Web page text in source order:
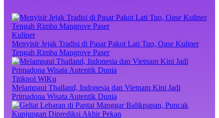
Kuliner
Menyisir Jejak Tradisi di Pasar Pakot Lati Tuo, Oase Kuliner
Tengah Rimba Mangrove Paser
Titiknol WiKu
Melampaui Thailand, Indonesia dan Vietnam Kini Jadi
Primadona Wisata Autentik Dunia